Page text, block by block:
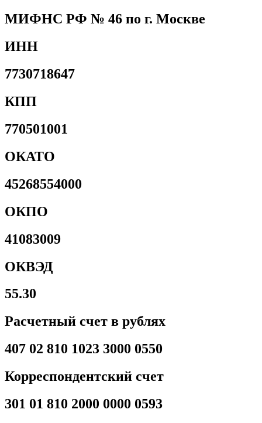
МИФНС РФ № 46 по г. Москве
ИНН
7730718647
КПП
770501001
ОКАТО
45268554000
ОКПО
41083009
ОКВЭД
55.30
Расчетный счет в рублях
407 02 810 1023 3000 0550
Корреспондентский счет
301 01 810 2000 0000 0593